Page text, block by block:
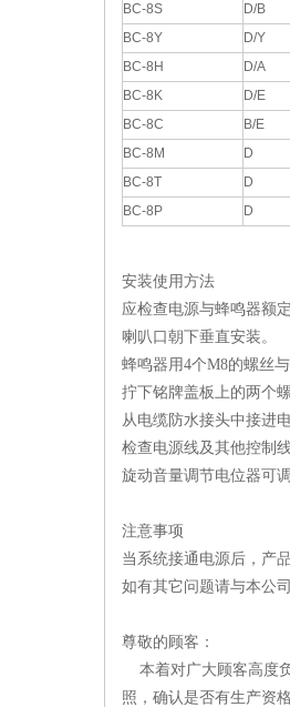
BC-8S
D/B
BC-8Y
D/Y
BC-8H
D/A
BC-8K
D/E
BC-8C
B/E
BC-8M
D
BC-8T
D
BC-8P
D
安装使用方法
应检查电源与蜂鸣器额
喇叭口朝下垂直安装。
蜂鸣器用4个M8的螺丝
拧下铭牌盖板上的两个
从电缆防水接头中接进
检查电源线及其他控制
旋动音量调节电位器可
注意事项
当系统接通电源后，产
如有其它问题请与本公
尊敬的顾客：
本着对广大顾客高度
照，确认是否有生产资